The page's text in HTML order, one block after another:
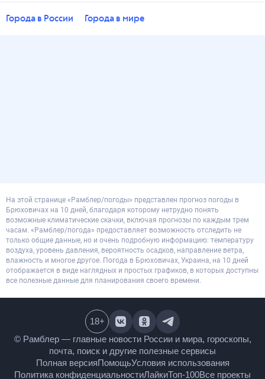
Города в России Города в мире
На этой странице «Рамблер/погоды» представлен прогноз погоды в
Брюховичах на 10 дней, благодаря которому нетрудно понять
возможные климатические скачки, включая прогнозы по каждым трем
часам. «Рамблер/погода» предоставляет возможность отследить не
только общие данные, но и очень подробную информацию: температуру
воздуха, уровень давления, вероятность осадков, направление ветра,
влажность и многое другое. Погода в Брюховичах, Украина, на 10 дней
отображается в виде наглядных и простых графиков, в которых доступны
все полезные данные для планирования своего времени.
© Рамблер — главные новости России и мира,
гороскопы, почта, поиск и другие полезные сервисы
Полная версияПомощьУсловия использования
Политика конфиденциальностиЛайкиТоп-100
18+